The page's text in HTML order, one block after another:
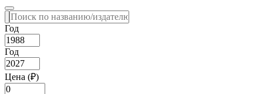
Год
Год
Цена (₽)